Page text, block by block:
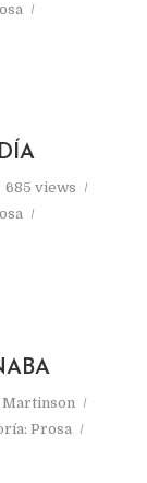
685 views
Prosa